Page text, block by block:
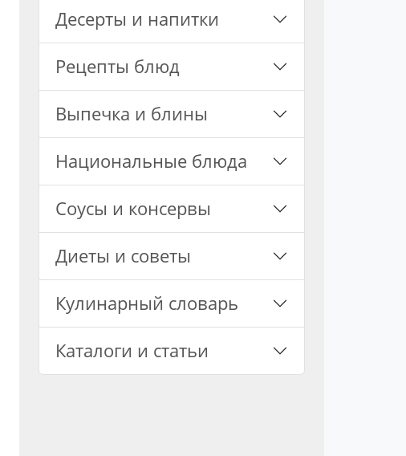
Десерты и напитки
Рецепты блюд
Выпечка и блины
Национальные блюда
Соусы и консервы
Диеты и советы
Кулинарный словарь
Каталоги и статьи